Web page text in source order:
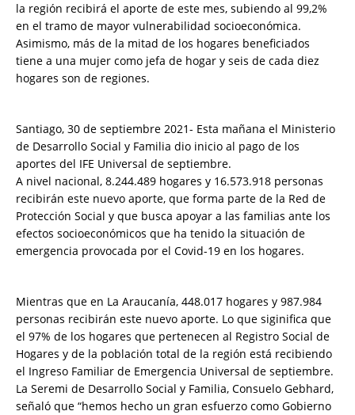
la región recibirá el aporte de este mes, subiendo al 99,2%
en el tramo de mayor vulnerabilidad socioeconómica.
Asimismo, más de la mitad de los hogares beneficiados
tiene a una mujer como jefa de hogar y seis de cada diez
hogares son de regiones.
Santiago, 30 de septiembre 2021- Esta mañana el Ministerio
de Desarrollo Social y Familia dio inicio al pago de los
aportes del IFE Universal de septiembre.
A nivel nacional, 8.244.489 hogares y 16.573.918 personas
recibirán este nuevo aporte, que forma parte de la Red de
Protección Social y que busca apoyar a las familias ante los
efectos socioeconómicos que ha tenido la situación de
emergencia provocada por el Covid-19 en los hogares.
Mientras que en La Araucanía, 448.017 hogares y 987.984
personas recibirán este nuevo aporte. Lo que siginifica que
el 97% de los hogares que pertenecen al Registro Social de
Hogares y de la población total de la región está recibiendo
el Ingreso Familiar de Emergencia Universal de septiembre.
La Seremi de Desarrollo Social y Familia, Consuelo Gebhard,
señaló que “hemos hecho un gran esfuerzo como Gobierno